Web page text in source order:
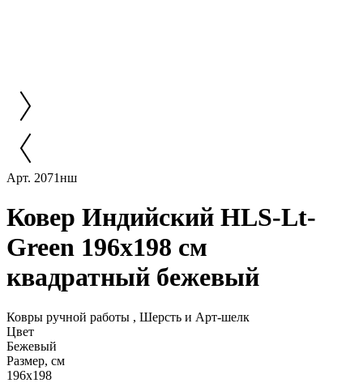
Арт. 2071нш
Ковер Индийский HLS-Lt-
Green 196x198 см
квадратный бежевый
Ковры ручной работы , Шерсть и Арт-шелк
Цвет
Бежевый
Размер, см
196x198